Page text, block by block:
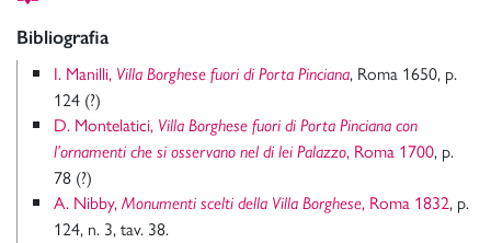
Bibliografia
I. Manilli, Villa Borghese fuori di Porta Pinciana, Roma 1650, p.
124 (?)
D. Montelatici, Villa Borghese fuori di Porta Pinciana con
l’ornamenti che si osservano nel di lei Palazzo, Roma 1700, p.
78 (?)
A. Nibby, Monumenti scelti della Villa Borghese, Roma 1832, p.
124, n. 3, tav. 38.